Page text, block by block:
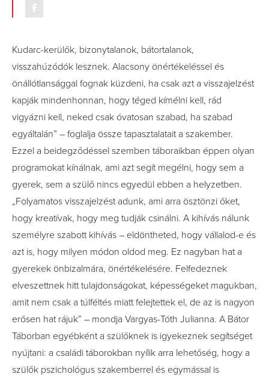
Kudarc-kerülők, bizonytalanok, bátortalanok,
visszahúzódók lesznek. Alacsony önértékeléssel és
önállótlansággal fognak küzdeni, ha csak azt a visszajelzést
kapják mindenhonnan, hogy téged kímélni kell, rád
vigyázni kell, neked csak óvatosan szabad, ha szabad
egyáltalán” – foglalja össze tapasztalatait a szakember.
Ezzel a beidegződéssel szemben táboraikban éppen olyan
programokat kínálnak, ami azt segít megélni, hogy sem a
gyerek, sem a szülő nincs egyedül ebben a helyzetben.
„Folyamatos visszajelzést adunk, ami arra ösztönzi őket,
hogy kreatívak, hogy meg tudják csinálni. A kihívás nálunk
személyre szabott kihívás – eldöntheted, hogy vállalod-e és
azt is, hogy milyen módon oldod meg. Ez nagyban hat a
gyerekek önbizalmára, önértékelésére. Felfedeznek
elveszettnek hitt tulajdonságokat, képességeket magukban,
amit nem csak a túlféltés miatt felejtettek el, de az is nagyon
erősen hat rájuk” – mondja Vargyas-Tóth Julianna. A Bátor
Táborban egyébként a szülőknek is igyekeznek segítséget
nyújtani: a családi táborokban nyílik arra lehetőség, hogy a
szülők pszichológus szakemberrel és egymással is